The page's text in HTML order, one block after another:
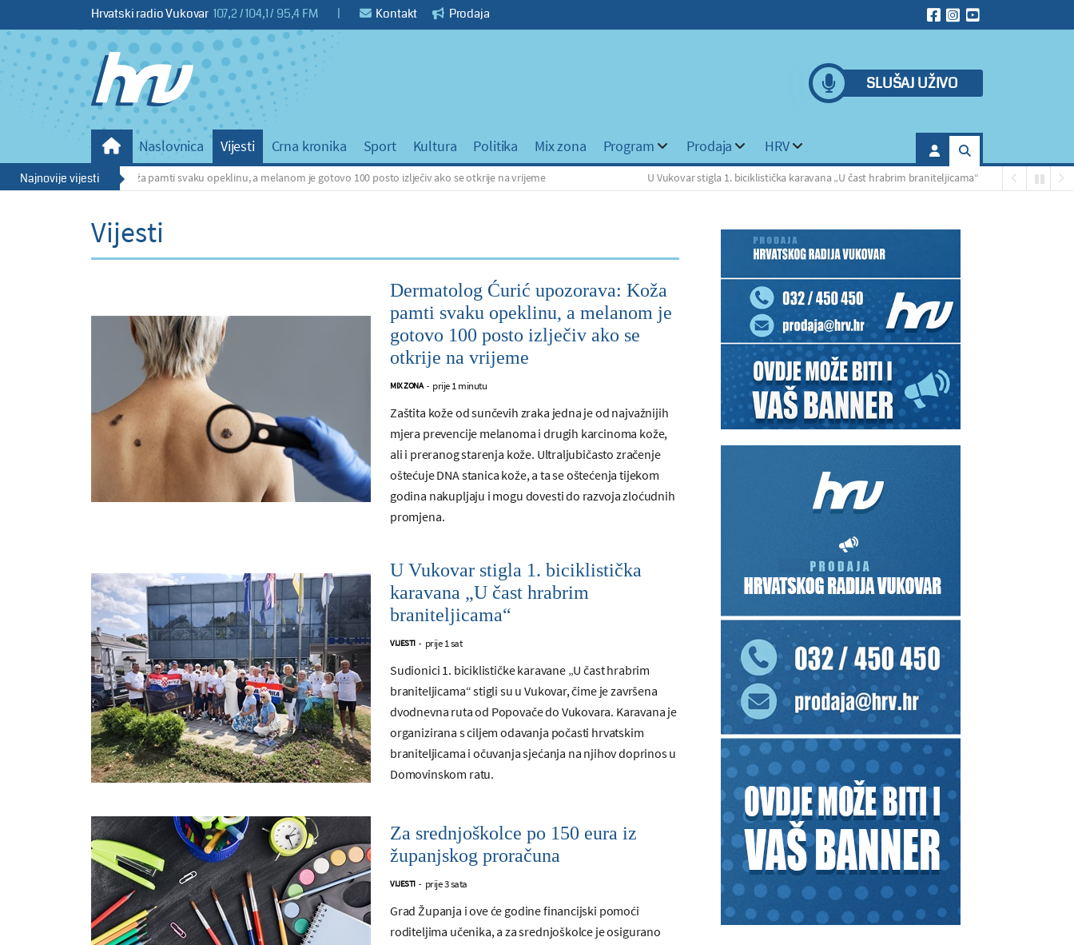
Hrvatski radio Vukovar 107,2 / 104,1 / 95,4 FM | Kontakt Prodaja
SLUŠAJ UŽIVO
Naslovnica Vijesti Crna kronika Sport Kultura Politika Mix zona Program Prodaja HRV
Najnovije vijesti
upozorava: Koža pamti svaku opeklinu, a melanom je gotovo 100 posto izlječiv ako se otkrije na vrijeme U Vukovar stigla 1. biciklistička karavana „U čast hrabrim braniteljicama“ Za
Vijesti
Dermatolog Ćurić upozorava: Koža
pamti svaku opeklinu, a melanom je
gotovo 100 posto izlječiv ako se
otkrije na vrijeme
MIX ZONA - prije 1 minutu
Zaštita kože od sunčevih zraka jedna je od najvažnijih
mjera prevencije melanoma i drugih karcinoma kože,
ali i preranog starenja kože. Ultraljubičasto zračenje
oštećuje DNA stanica kože, a ta se oštećenja tijekom
godina nakupljaju i mogu dovesti do razvoja zloćudnih
promjena.
U Vukovar stigla 1. biciklistička
karavana „U čast hrabrim
braniteljicama“
VIJESTI - prije 1 sat
Sudionici 1. biciklističke karavane „U čast hrabrim
braniteljicama“ stigli su u Vukovar, čime je završena
dvodnevna ruta od Popovače do Vukovara. Karavana je
organizirana s ciljem odavanja počasti hrvatskim
braniteljicama i očuvanja sjećanja na njihov doprinos u
Domovinskom ratu.
Za srednjoškolce po 150 eura iz
županjskog proračuna
VIJESTI - prije 3 sata
Grad Županja i ove će godine financijski pomoći
roditeljima učenika, a za srednjoškolce je osigurano